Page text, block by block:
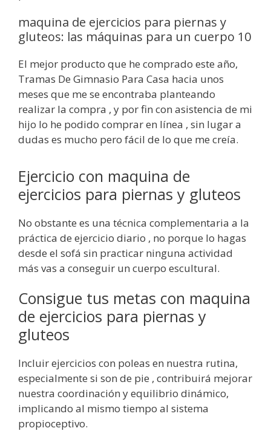
maquina de ejercicios para piernas y
gluteos: las máquinas para un cuerpo 10
El mejor producto que he comprado este año,
Tramas De Gimnasio Para Casa hacia unos
meses que me se encontraba planteando
realizar la compra , y por fin con asistencia de mi
hijo lo he podido comprar en línea , sin lugar a
dudas es mucho pero fácil de lo que me creía.
Ejercicio con maquina de
ejercicios para piernas y gluteos
No obstante es una técnica complementaria a la
práctica de ejercicio diario , no porque lo hagas
desde el sofá sin practicar ninguna actividad
más vas a conseguir un cuerpo escultural.
Consigue tus metas con maquina
de ejercicios para piernas y
gluteos
Incluir ejercicios con poleas en nuestra rutina,
especialmente si son de pie , contribuirá mejorar
nuestra coordinación y equilibrio dinámico,
implicando al mismo tiempo al sistema
propioceptivo.